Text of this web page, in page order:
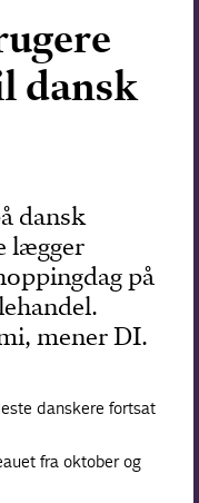
dansk
dansk
lægger
på
mener DI.
danskere fortsat
fra oktober og